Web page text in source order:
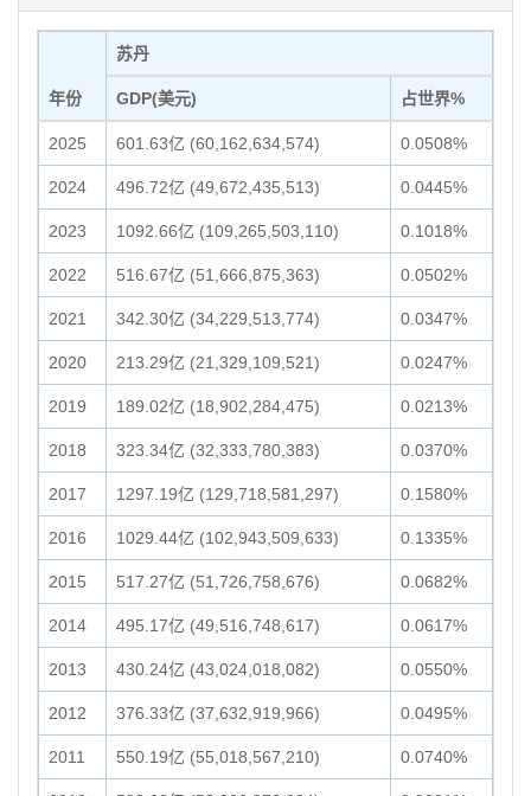
年份
苏丹
GDP(美元) 占世界%
2025 601.63亿 (60,162,634,574) 0.0508%
2024 496.72亿 (49,672,435,513) 0.0445%
2023 1092.66亿 (109,265,503,110) 0.1018%
2022 516.67亿 (51,666,875,363) 0.0502%
2021 342.30亿 (34,229,513,774) 0.0347%
2020 213.29亿 (21,329,109,521) 0.0247%
2019 189.02亿 (18,902,284,475) 0.0213%
2018 323.34亿 (32,333,780,383) 0.0370%
2017 1297.19亿 (129,718,581,297) 0.1580%
2016 1029.44亿 (102,943,509,633) 0.1335%
2015 517.27亿 (51,726,758,676) 0.0682%
2014 495.17亿 (49,516,748,617) 0.0617%
2013 430.24亿 (43,024,018,082) 0.0550%
2012 376.33亿 (37,632,919,966) 0.0495%
2011 550.19亿 (55,018,567,210) 0.0740%